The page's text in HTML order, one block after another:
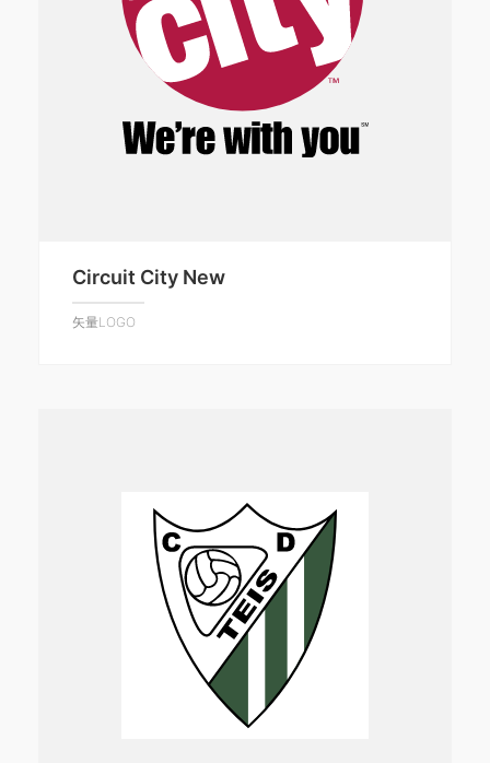
Circuit City New
矢量LOGO